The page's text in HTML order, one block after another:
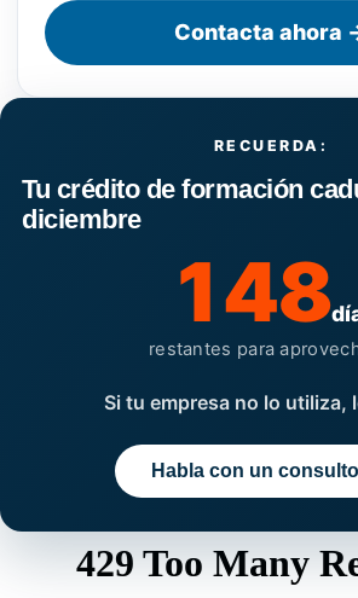
Contacta ahora
RECUERDA:
Tu crédito de formación
diciembre
148
restantes para
Si tu empresa no lo utiliza,
Habla con un